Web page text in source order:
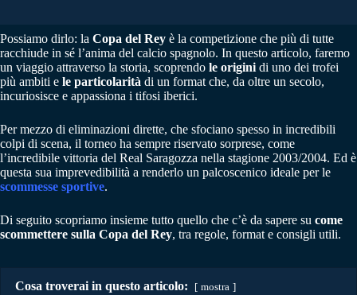
Possiamo dirlo: la Copa del Rey è la competizione che più di tutte
racchiude in sé l’anima del calcio spagnolo. In questo articolo, faremo
un viaggio attraverso la storia, scoprendo le origini di uno dei trofei
più ambiti e le particolarità di un format che, da oltre un secolo,
incuriosisce e appassiona i tifosi iberici.
Per mezzo di eliminazioni dirette, che sfociano spesso in incredibili
colpi di scena, il torneo ha sempre riservato sorprese, come
l’incredibile vittoria del Real Saragozza nella stagione 2003/2004. Ed è
questa sua imprevedibilità a renderlo un palcoscenico ideale per le
scommesse sportive.
Di seguito scopriamo insieme tutto quello che c’è da sapere su come
scommettere sulla Copa del Rey, tra regole, format e consigli utili.
Cosa troverai in questo articolo: mostra